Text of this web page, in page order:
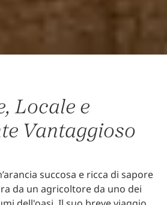
Locale e
Vantaggioso
succosa e ricca di sapore
da un agricoltore da uno dei